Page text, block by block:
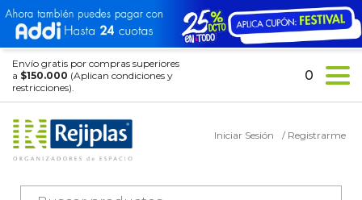
Envío gratis por compras superiores
a $150.000 (Aplican condiciones y
restricciones).
Búsqueda
Iniciar Sesión / Registrarme
0